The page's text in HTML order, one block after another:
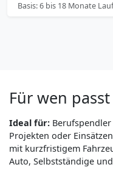
Basis: 6 bis 18 Monate
Für wen
Ideal für:
Projekten oder
mit kurzfristigem
Auto, Selbstständige